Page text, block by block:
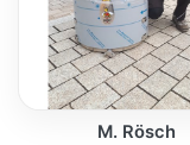
M. Rösch